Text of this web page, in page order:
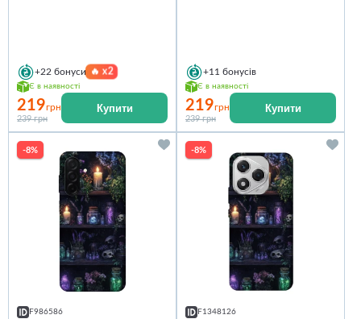
+22 бонуси 🔥x2
Є в наявності
219грн
239 грн
Купити
+11 бонусів
Є в наявності
219грн
239 грн
Купити
-8%
F986586
-8%
F1348126